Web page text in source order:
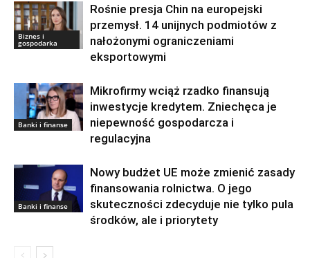
Biznes i
gospodarka
Rośnie presja Chin na europejski
przemysł. 14 unijnych podmiotów z
nałożonymi ograniczeniami
eksportowymi
Banki i finanse
Mikrofirmy wciąż rzadko finansują
inwestycje kredytem. Zniechęca je
niepewność gospodarcza i
regulacyjna
Banki i finanse
Nowy budżet UE może zmienić zasady
finansowania rolnictwa. O jego
skuteczności zdecyduje nie tylko pula
środków, ale i priorytety